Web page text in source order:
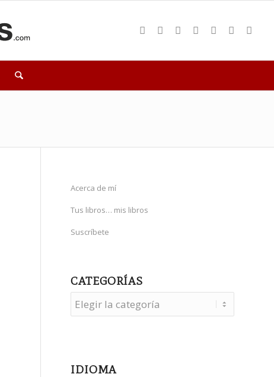
Acerca de mí
Tus libros… mis libros
Suscríbete
CATEGORÍAS
Categorías
IDIOMA